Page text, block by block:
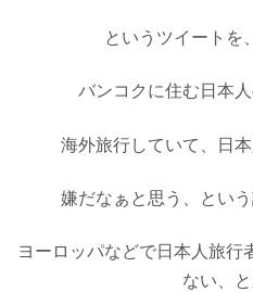
というツイートを
バンコクに住む日本
海外旅行していて 、日
嫌だなぁと思う、とい
ヨーロッパなどで日本人旅行
ない